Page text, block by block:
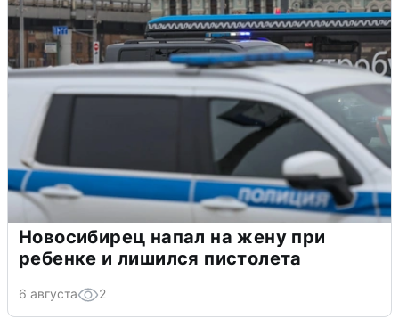
Новосибирец напал на жену при
ребенке и лишился пистолета
6 августа 2